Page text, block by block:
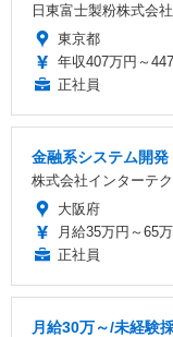
日東富士製粉株式会社
東京都
年収407万円～
正社員
金融系システム開
株式会社インターテ
大阪府
月給35万円～65
正社員
月給30万～/未経験